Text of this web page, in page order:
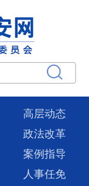
高层动态
政法改革
案例指导
人事任免